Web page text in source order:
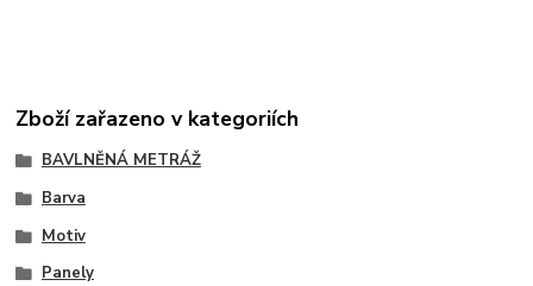
Zboží zařazeno v kategoriích
BAVLNĚNÁ METRÁŽ
Barva
Motiv
Panely